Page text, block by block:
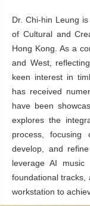
Dr. Chi-hin Leung
of Cultural and
Hong Kong. As a
and West,
keen interest in
has received
have been
explores the
process,
develop, and
leverage AI
foundational tracks,
workstation to